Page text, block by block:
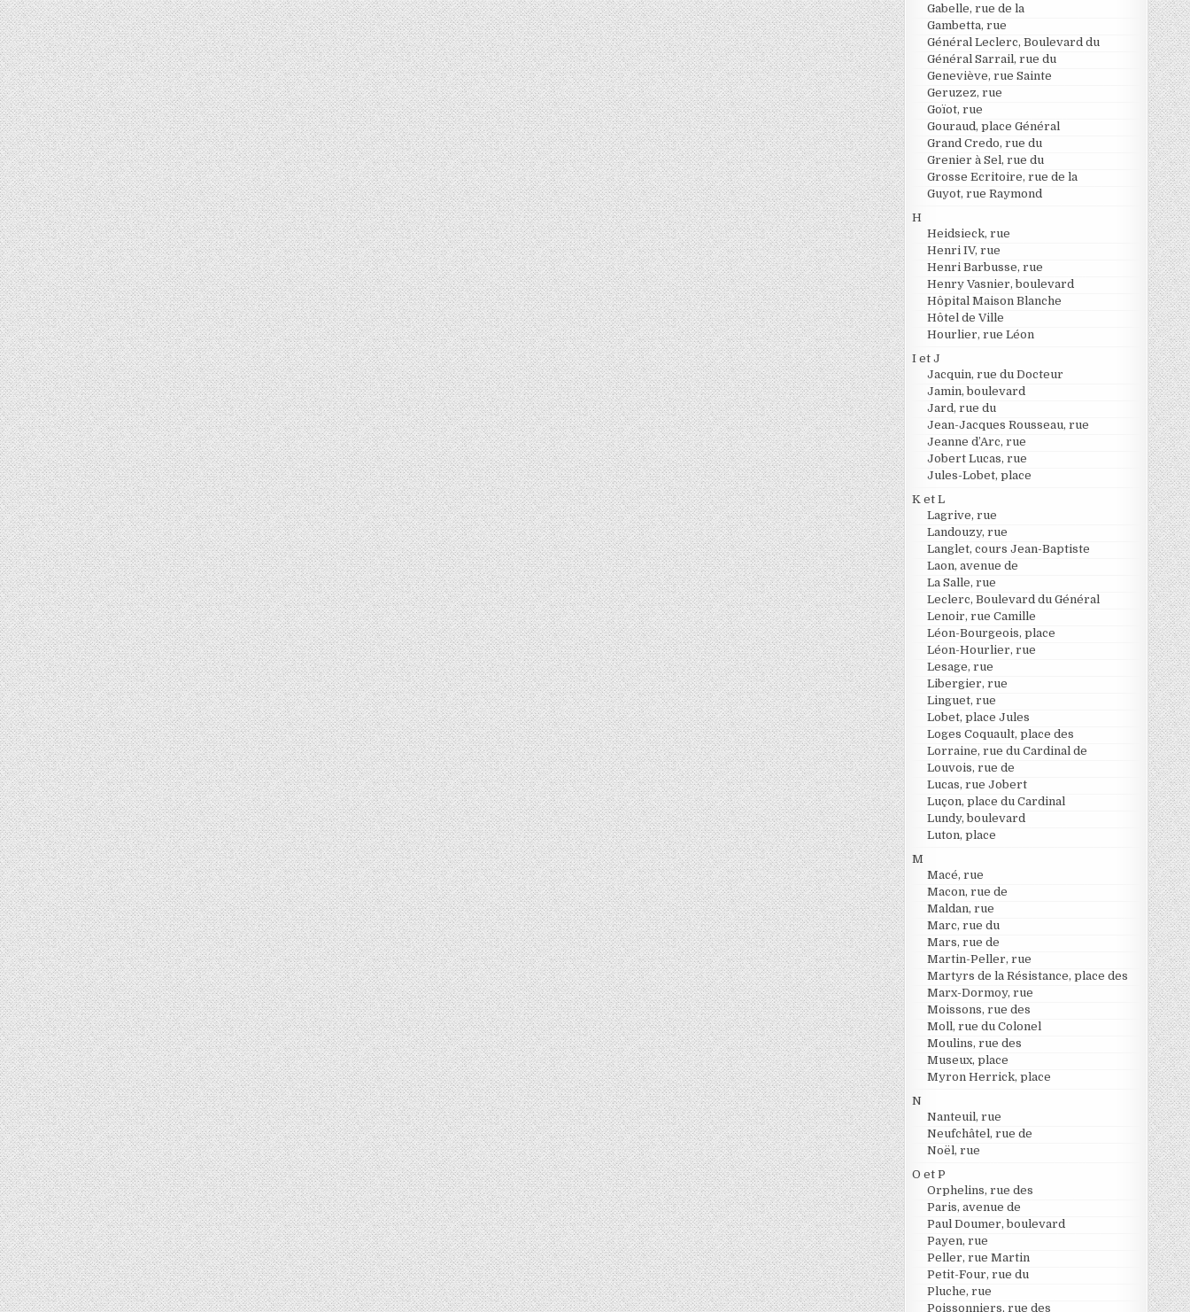
Gabelle, rue de la
Gambetta, rue
Général Leclerc, Boulevard du
Général Sarrail, rue du
Geneviève, rue Sainte
Geruzez, rue
Goïot, rue
Gouraud, place Général
Grand Credo, rue du
Grenier à Sel, rue du
Grosse Ecritoire, rue de la
Guyot, rue Raymond
H
Heidsieck, rue
Henri IV, rue
Henri Barbusse, rue
Henry Vasnier, boulevard
Hôpital Maison Blanche
Hôtel de Ville
Hourlier, rue Léon
I et J
Jacquin, rue du Docteur
Jamin, boulevard
Jard, rue du
Jean-Jacques Rousseau, rue
Jeanne d’Arc, rue
Jobert Lucas, rue
Jules-Lobet, place
K et L
Lagrive, rue
Landouzy, rue
Langlet, cours Jean-Baptiste
Laon, avenue de
La Salle, rue
Leclerc, Boulevard du Général
Lenoir, rue Camille
Léon-Bourgeois, place
Léon-Hourlier, rue
Lesage, rue
Libergier, rue
Linguet, rue
Lobet, place Jules
Loges Coquault, place des
Lorraine, rue du Cardinal de
Louvois, rue de
Lucas, rue Jobert
Luçon, place du Cardinal
Lundy, boulevard
Luton, place
M
Macé, rue
Macon, rue de
Maldan, rue
Marc, rue du
Mars, rue de
Martin-Peller, rue
Martyrs de la Résistance, place des
Marx-Dormoy, rue
Moissons, rue des
Moll, rue du Colonel
Moulins, rue des
Museux, place
Myron Herrick, place
N
Nanteuil, rue
Neufchâtel, rue de
Noël, rue
O et P
Orphelins, rue des
Paris, avenue de
Paul Doumer, boulevard
Payen, rue
Peller, rue Martin
Petit-Four, rue du
Pluche, rue
Poissonniers, rue des